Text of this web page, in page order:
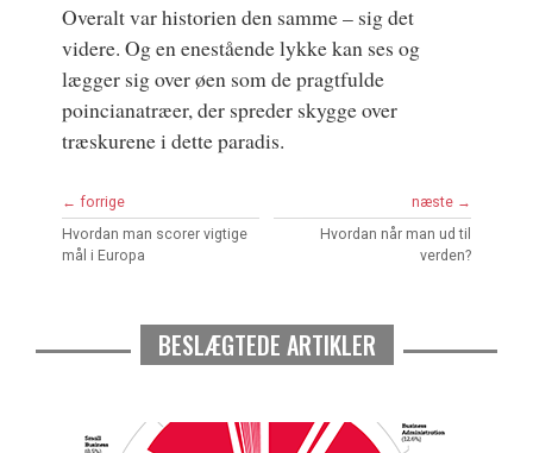
Overalt var historien den samme – sig det
videre. Og en enestående lykke kan ses og
lægger sig over øen som de pragtfulde
poincianatræer, der spreder skygge over
træskurene i dette paradis.
← forrige
Hvordan man scorer vigtige
mål i Europa
næste →
Hvordan når man ud til
verden?
BESLÆGTEDE ARTIKLER